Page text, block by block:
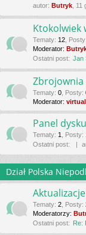
autor: Butryk ,
Ktokolwiek
Tematy: 12 Posty
Moderator:
Ostatni post: Jan
Zbrojownia
Tematy: 0 Posty:
Moderator:
Panel
Tematy: 1 Posty:
Ostatni post:
Dział Polska
Tematy: 2 Posty:
Moderatorzy:
Ostatni post: Re: